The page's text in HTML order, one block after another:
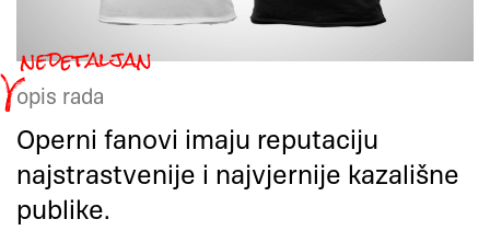
opis rada
Operni fanovi imaju reputaciju
najstrastvenije i najvjernije kazališne
publike.